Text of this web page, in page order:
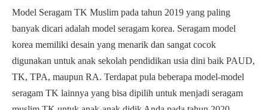
Model Seragam TK Muslim pada tahun 2019 yang paling
banyak dicari adalah model seragam korea. Seragam model
korea memiliki desain yang menarik dan sangat cocok
digunakan untuk anak sekolah pendidikan usia dini baik PAUD,
TK, TPA, maupun RA. Terdapat pula beberapa model-model
seragam TK lainnya yang bisa dipilih untuk menjadi seragam